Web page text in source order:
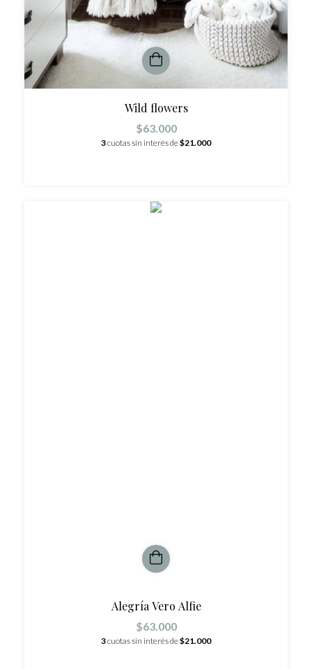
Wild flowers
$63.000
3cuotas sin interés de$21.000
Alegría Vero Alfie
$63.000
3cuotas sin interés de$21.000